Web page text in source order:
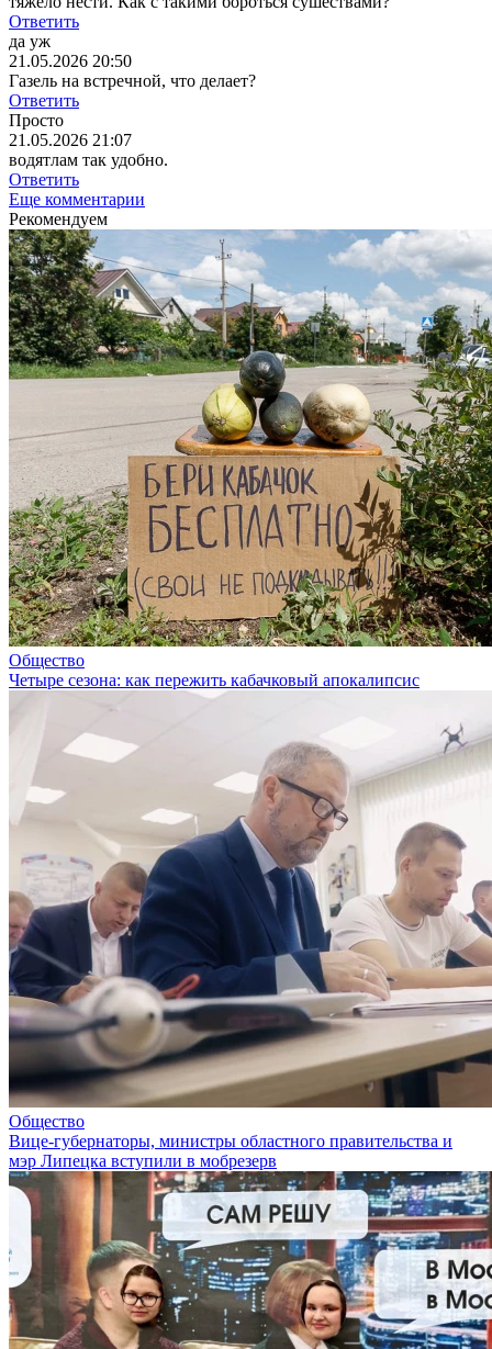
Ответить
да уж
21.05.2026 20:50
Газель на встречной, что делает?
Ответить
Просто
21.05.2026 21:07
водятлам так удобно.
Ответить
Еще комментарии
Рекомендуем
Общество
Четыре сезона: как пережить кабачковый апокалипсис
Общество
Вице-губернаторы, министры областного правительства и
мэр Липецка вступили в мобрезерв